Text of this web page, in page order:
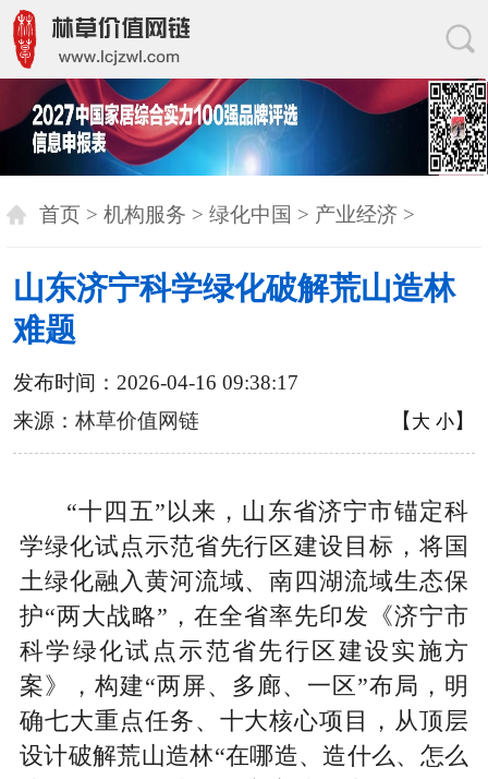
首页 > 机构服务 > 绿化中国 > 产业经济>
山东济宁科学绿化破解荒山造林
难题
发布时间：2026-04-16 09:38:17
来源： 林草价值网链 【 大 小】
“十四五”以来，山东省济宁市锚定科
学绿化试点示范省先行区建设目标，将国
土绿化融入黄河流域、南四湖流域生态保
护“两大战略”，在全省率先印发《济宁市
科学绿化试点示范省先行区建设实施方
案》，构建“两屏、多廊、一区”布局，明
确七大重点任务、十大核心项目，从顶层
设计破解荒山造林“在哪造、造什么、怎么